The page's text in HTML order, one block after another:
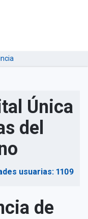
Única
del
usuarias: 1109
de